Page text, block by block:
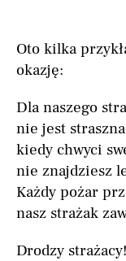
Oto kilka
okazję:
Dla naszego
nie jest
kiedy chwyci
nie znajdziesz
Każdy pożar
nasz strażak
Drodzy